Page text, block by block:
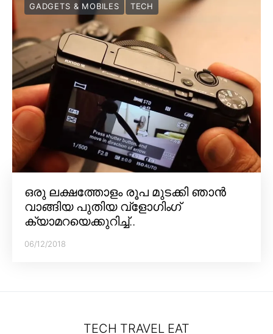
GADGETS & MOBILES TECH
ഒരു ലക്ഷത്തോളം രൂപ മുടക്കി ഞാൻ
വാങ്ങിയ പുതിയ വ്‌ളോഗിംഗ്
ക്യാമറയെക്കുറിച്ച്..
06/12/2018
TECH TRAVEL EAT